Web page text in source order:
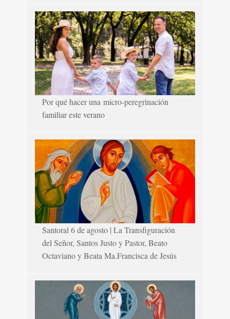
Por qué hacer una micro-peregrinación
familiar este verano
Santoral 6 de agosto | La Transfiguración
del Señor, Santos Justo y Pastor, Beato
Octaviano y Beata Ma.Francisca de Jesús